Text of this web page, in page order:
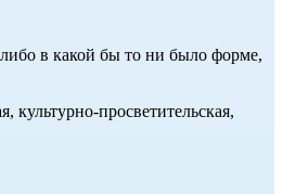
в какой бы то ни было форме,
культурно-просветительская,